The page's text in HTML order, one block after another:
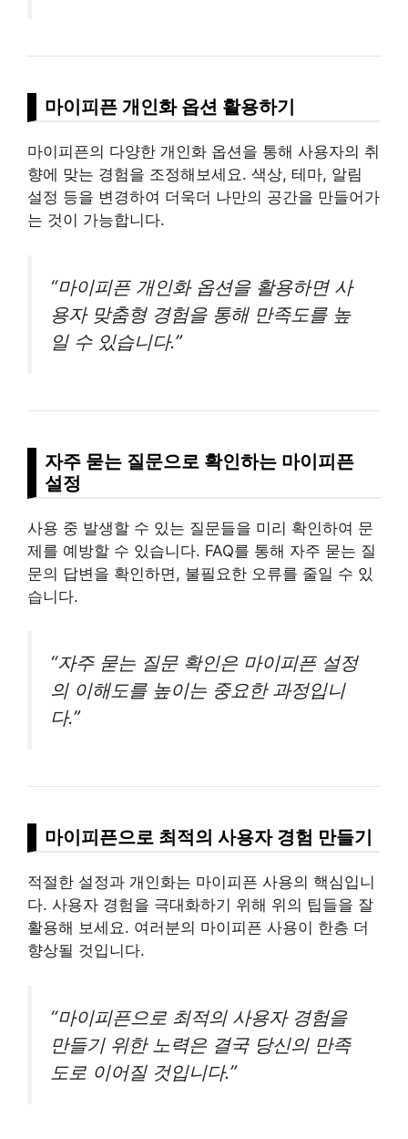
마이피픈 개인화 옵션 활용하기
마이피픈의 다양한 개인화 옵션을 통해 사용자의 취
향에 맞는 경험을 조정해보세요. 색상, 테마, 알림
설정 등을 변경하여 더욱더 나만의 공간을 만들어가
는 것이 가능합니다.
“마이피픈 개인화 옵션을 활용하면 사
용자 맞춤형 경험을 통해 만족도를 높
일 수 있습니다.”
자주 묻는 질문으로 확인하는 마이피픈
설정
사용 중 발생할 수 있는 질문들을 미리 확인하여 문
제를 예방할 수 있습니다. FAQ를 통해 자주 묻는 질
문의 답변을 확인하면, 불필요한 오류를 줄일 수 있
습니다.
“자주 묻는 질문 확인은 마이피픈 설정
의 이해도를 높이는 중요한 과정입니
다.”
마이피픈으로 최적의 사용자 경험 만들기
적절한 설정과 개인화는 마이피픈 사용의 핵심입니
다. 사용자 경험을 극대화하기 위해 위의 팁들을 잘
활용해 보세요. 여러분의 마이피픈 사용이 한층 더
향상될 것입니다.
“마이피픈으로 최적의 사용자 경험을
만들기 위한 노력은 결국 당신의 만족
도로 이어질 것입니다.”